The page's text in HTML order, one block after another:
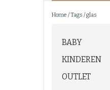
Home /Tags /glas
BABY
KINDEREN
OUTLET